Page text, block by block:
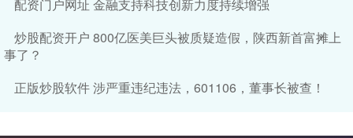
配资门户网址 金融支持科技创新力度持续增强
炒股配资开户 800亿医美巨头被质疑造假，陕西新首富摊上
事了？
正版炒股软件 涉严重违纪违法，601106，董事长被查！